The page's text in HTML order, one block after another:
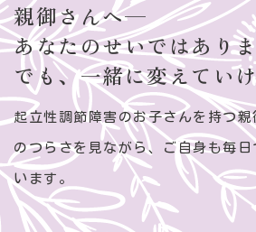
親御さんへ—
あなたのせいではありま
でも、一緒に変えてい
起立性調節障害のお子さんを持つ
のつらさを見ながら、ご自身も毎
います。